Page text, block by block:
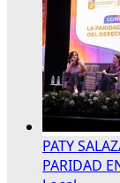
PATY
PARIDAD